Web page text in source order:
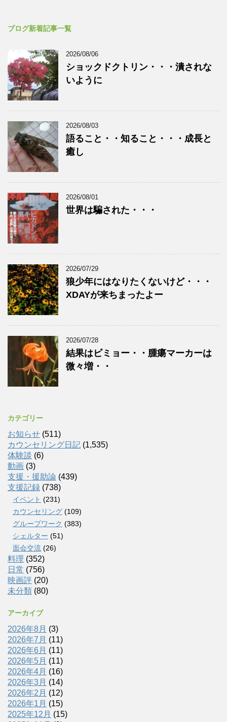
ブログ新着記事一覧
2026/08/06
ショックドクトリン・・・潰されな
いように
2026/08/03
語ること・・知ること・・・成長と
癒し
2026/08/01
世界は騙された・・・
2026/07/29
狼少年にはなりたくないけど・・・
XDAYが来ちまったよー
2026/07/28
結果はビミョー・・腫瘍マーカーは
微々増・・
カテゴリー
お知らせ (511)
カウンセリング日記 (1,535)
体験談 (6)
動画 (3)
支援・援助論 (439)
支援記録 (738)
イベント (231)
カウンセリング (109)
グループワーク (383)
シェルター (51)
面会交流 (26)
料理 (352)
日常 (756)
映画評 (20)
未分類 (80)
アーカイブ
2026年8月 (3)
2026年7月 (11)
2026年6月 (11)
2026年5月 (11)
2026年4月 (16)
2026年3月 (14)
2026年2月 (12)
2026年1月 (15)
2025年12月 (15)